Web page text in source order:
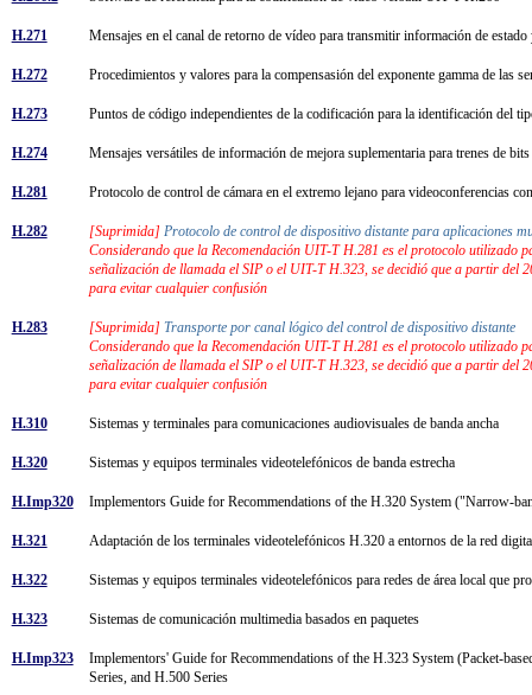
H.271 Mensajes en el canal de retorno de vídeo para transmitir información de
H.272 Procedimientos y valores para la compensasión del exponente gamma de las
H.273 Puntos de código independientes de la codificación para la identificación del
H.274 Mensajes versátiles de información de mejora suplementaria para trenes de
H.281 Protocolo de control de cámara en el extremo lejano para videoconferencias
H.282 [Suprimida] Protocolo de control de dispositivo distante para aplicaciones
Considerando que la Recomendación UIT-T H.281 es el protocolo utilizado
señalización de llamada el SIP o el UIT-T H.323, se decidió que a partir del
para evitar cualquier confusión
H.283 [Suprimida] Transporte por canal lógico del control de dispositivo distante
Considerando que la Recomendación UIT-T H.281 es el protocolo utilizado
señalización de llamada el SIP o el UIT-T H.323, se decidió que a partir del
para evitar cualquier confusión
H.310 Sistemas y terminales para comunicaciones audiovisuales de banda ancha
H.320 Sistemas y equipos terminales videotelefónicos de banda estrecha
H.Imp320 Implementors Guide for Recommendations of the H.320 System ("Narrow-
H.321 Adaptación de los terminales videotelefónicos H.320 a entornos de la red
H.322 Sistemas y equipos terminales videotelefónicos para redes de área local que
H.323 Sistemas de comunicación multimedia basados en paquetes
H.Imp323
Implementors' Guide for Recommendations of the H.323 System (Packet-
Series, and H.500 Series